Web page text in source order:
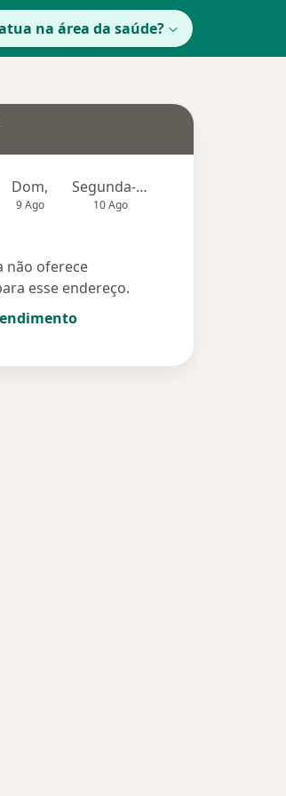
na área da saúde?
Dom,
9 Ago
Segunda-feira
10 Ago
não oferece
esse endereço.